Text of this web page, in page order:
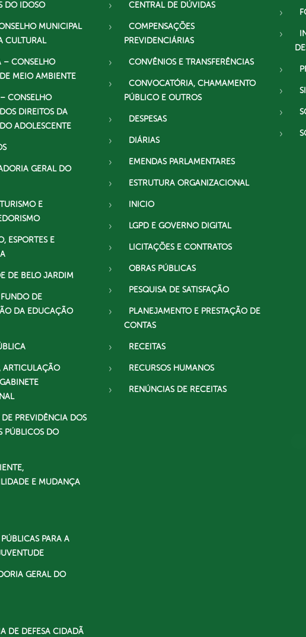
DO IDOSO
MUNICIPAL
CULTURAL
– CONSELHO
MEIO AMBIENTE
CONSELHO
DIREITOS DA
ADOLESCENTE
GERAL DO
E
ESPORTES E
DE BELO JARDIM
DE
DA EDUCAÇÃO
ARTICULAÇÃO
PREVIDÊNCIA DOS
PÚBLICOS DO
E MUDANÇA
PARA A
GERAL DO
DE DEFESA CIDADÃ
CENTRAL DE DÚVIDAS
COMPENSAÇÕES
PREVIDENCIÁRIAS
CONVÊNIOS E TRANSFERÊNCIAS
CONVOCATÓRIA, CHAMAMENTO
PÚBLICO E OUTROS
DESPESAS
DIÁRIAS
EMENDAS PARLAMENTARES
ESTRUTURA ORGANIZACIONAL
INICIO
LGPD E GOVERNO DIGITAL
LICITAÇÕES E CONTRATOS
OBRAS PÚBLICAS
PESQUISA DE SATISFAÇÃO
PLANEJAMENTO E PRESTAÇÃO DE
CONTAS
RECEITAS
RECURSOS HUMANOS
RENÚNCIAS DE RECEITAS